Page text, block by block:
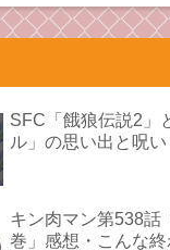
SFC「餓狼伝説2」
ル」の思い出と呪い
キン肉マン第538話
巻」感想・こんな